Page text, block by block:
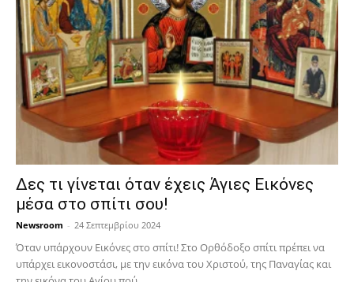
Δες τι γίνεται όταν έχεις Άγιες Εικόνες
μέσα στο σπίτι σου!
Newsroom - 24 Σεπτεμβρίου 2024
Όταν υπάρχουν Εικόνες στο σπίτι! Στο Ορθόδοξο σπίτι πρέπει να
υπάρχει εικονοστάσι, με την εικόνα του Χριστού, της Παν­αγίας και